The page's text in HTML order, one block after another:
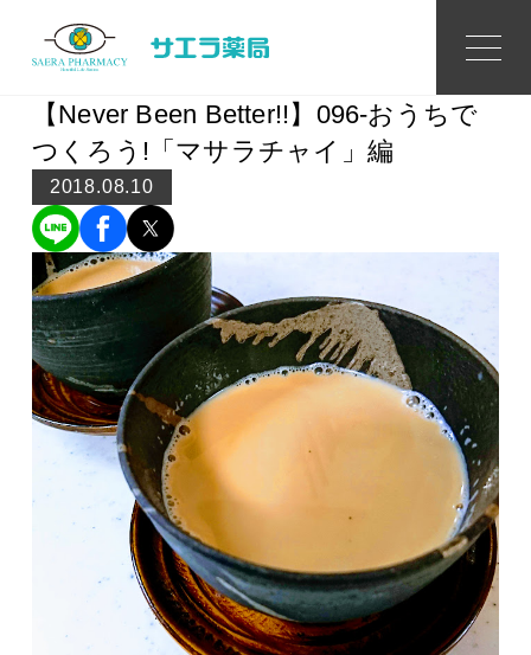
Topics
トピックス
【Never Been Better!!】096-おうちで
つくろう!「マサラチャイ」編
2018.08.10